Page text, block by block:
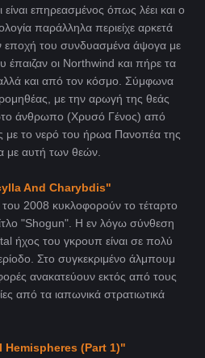
επηρεασμένος όπως λέει και ο
παράλληλα περιείχε αρκετά
εποχή του συνδυασμένα άψογα με
οι Northwind και πήρε τα
και από τον κόσμο. Σύμφωνα
με την αρωγή της θεάς
άνθρωπο (Χρυσό Γένος) από
με το νερό του ήρωα Πανοπέα της
με αυτή των θεών.
And Charybdis"
του 2008 κυκλοφορούν το τέταρτο
"Shogun". Η εν λόγω σύνθεση
ήχος του γκρουπ είναι σε πολύ
Στο συγκεκριμένο άλμπουμ
ανακατεύουν εκτός από τους
από τα ιαπωνικά στρατιωτικά
(Part 1)"